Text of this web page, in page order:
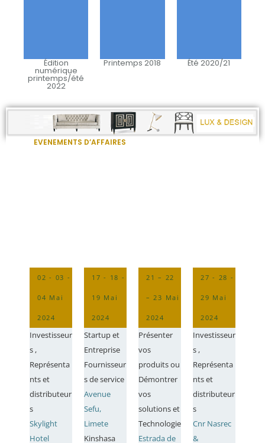
Édition
numérique
printemps/été
2022
Printemps 2018 Été 2020/21
EVENEMENTS D’AFFAIRES
02 - 03 -
04 Mai
2024
Investisseur
s ,
Représenta
nts et
distributeur
s
Skylight
Hotel
17 - 18 -
19 Mai
2024
Startup et
Entreprise
Fournisseur
s de service
Avenue
Sefu,
Limete
Kinshasa
21 – 22
– 23 Mai
2024
Présenter
vos
produits ou
Démontrer
vos
solutions et
Technologie
Estrada de
27 - 28 -
29 Mai
2024
Investisseur
s ,
Représenta
nts et
distributeur
s
Cnr Nasrec
&